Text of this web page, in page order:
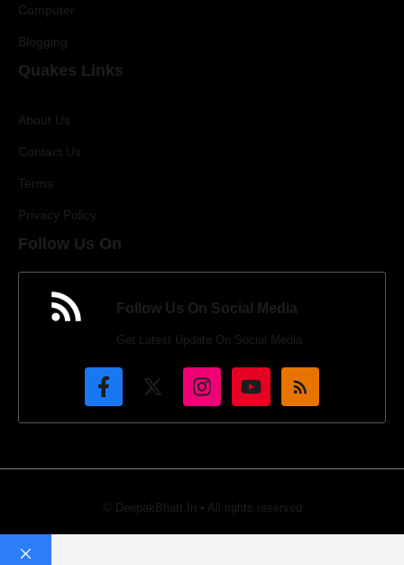
Computer
Blogging
Quakes Links
About Us
Contact Us
Terms
Privacy Policy
Follow Us On
Follow Us On Social Media
Get Latest Update On Social Media
© DeepakBhatt.In • All rights reserved